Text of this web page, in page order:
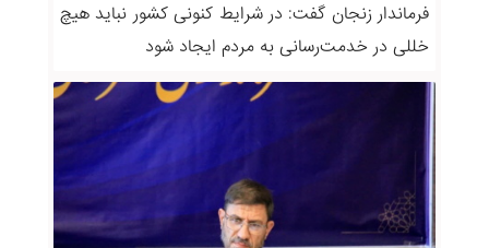
فرماندار زنجان گفت: در شرایط کنونی کشور نباید هیچ
خللی در خدمت‌رسانی به مردم ایجاد شود